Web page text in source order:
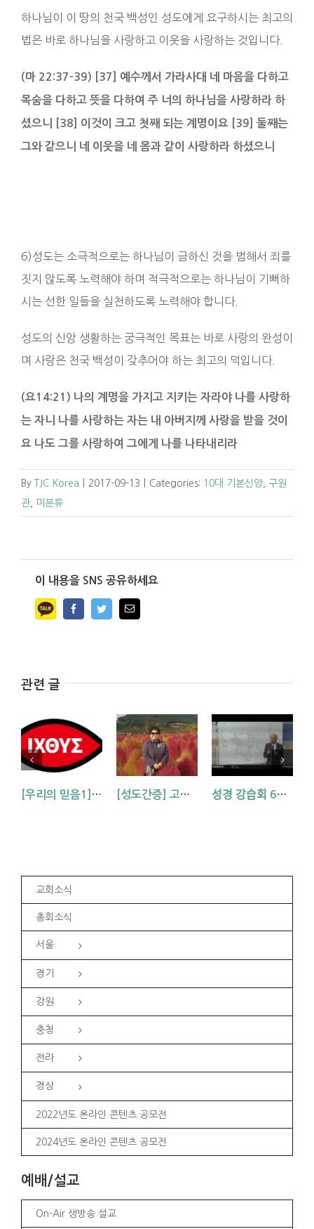
하나님이 이 땅의 천국 백성인 성도에게 요구하시는 최고의
법은 바로 하나님을 사랑하고 이웃을 사랑하는 것입니다.
(마 22:37-39) [37] 예수께서 가라사대 네 마음을 다하고
목숨을 다하고 뜻을 다하여 주 너의 하나님을 사랑하라 하
셨으니 [38] 이것이 크고 첫째 되는 계명이요 [39] 둘째는
그와 같으니 네 이웃을 네 몸과 같이 사랑하라 하셨으니
6)성도는 소극적으로는 하나님이 금하신 것을 범해서 죄를
짓지 않도록 노력해야 하며 적극적으로는 하나님이 기뻐하
시는 선한 일들을 실천하도록 노력해야 합니다.
성도의 신앙 생활하는 궁극적인 목표는 바로 사랑의 완성이
며 사랑은 천국 백성이 갖추어야 하는 최고의 덕입니다.
(요14:21) 나의 계명을 가지고 지키는 자라야 나를 사랑하
는 자니 나를 사랑하는 자는 내 아버지께 사랑을 받을 것이
요 나도 그를 사랑하여 그에게 나를 나타내리라
By TJC Korea 2017-09-13 Categories: 10대 기본신앙 구원
관
미분류
이 내용을 SNS 공유하세요
FacebookTwitterEmail
관련 글
[우리의 믿음1] 믿음의 대상 예수그리스도 [성도간증] 고난을 통해 깨닫게 하시는 하나님 (부산교회 송경희 집사님) 성경 강습회 6차 질의 응답
교회소식
총회소식
서울
경기
강원
충청
전라
경상
2022년도 온라인 콘텐츠 공모전
2024년도 온라인 콘텐츠 공모전
예배/설교
On-Air 생방송 설교